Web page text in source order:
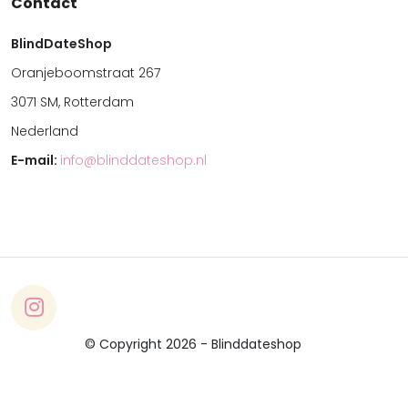
BlindDateShop
Oranjeboomstraat 267
3071 SM, Rotterdam
Nederland
E-mail: info@blinddateshop.nl
© Copyright 2026 - Blinddateshop